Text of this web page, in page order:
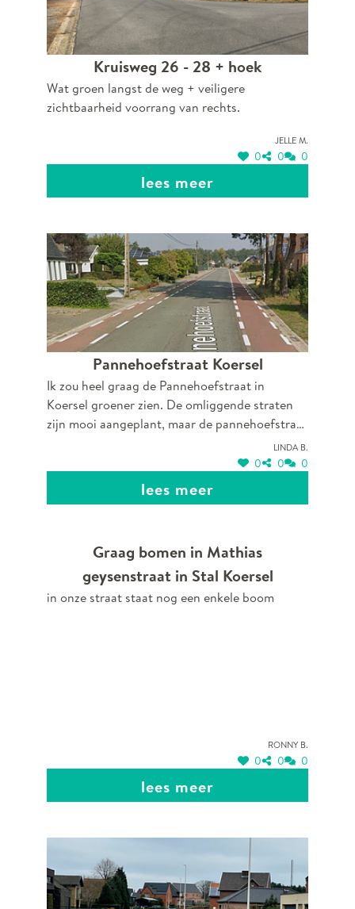
Kruisweg 26 - 28 + hoek
Wat groen langst de weg + veiligere
zichtbaarheid voorrang van rechts.
Jelle M.
0 0 0
lees meer
Pannehoefstraat Koersel
Ik zou heel graag de Pannehoefstraat in
Koersel groener zien. De omliggende straten
zijn mooi aangeplant, maar de pannehoefstraat
groene straat. Ondanks dat het dé weg is naar
Koersels Kapelleke. Daarom denk ik dat dit de
locatie bij uitstek is om een groen karakter te
naar Koersels Kapelleke en een fijne
uitnodigende straat is voor de bewoners.
Linda B.
0 0 0
lees meer
Graag bomen in Mathias
geysenstraat in Stal Koersel
in onze straat staat nog een enkele boom
Ronny B.
0 0 0
lees meer